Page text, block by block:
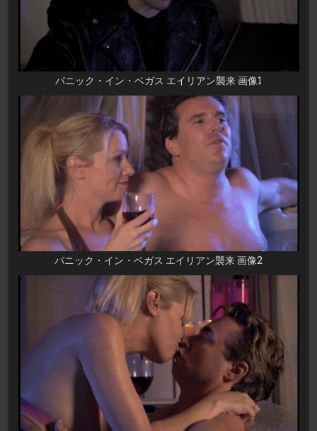
パニック・イン・ベガス エイリアン襲来 画像1
パニック・イン・ベガス エイリアン襲来 画像2